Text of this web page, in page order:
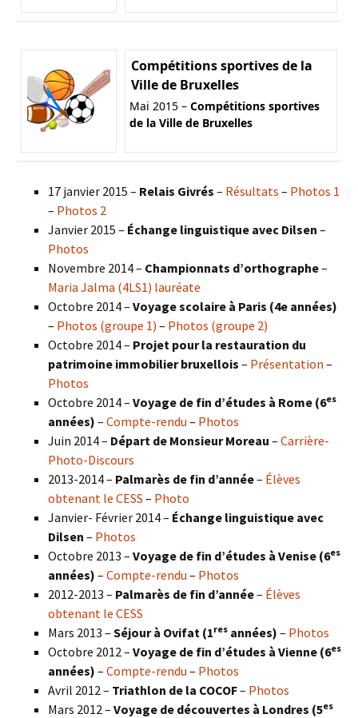
Compétitions sportives de la
Ville de Bruxelles
Mai 2015 – Compétitions sportives
de la Ville de Bruxelles
17 janvier 2015 – Relais Givrés – Résultats – Photos 1
– Photos 2
Janvier 2015 – Échange linguistique avec Dilsen –
Photos
Novembre 2014 – Championnats d’orthographe–
Maria Jalma (4LS1) lauréate
Octobre 2014 – Voyage scolaire à Paris (4e années)
– Photos (groupe 1) – Photos (groupe 2)
Octobre 2014 – Projet pour la restauration du
patrimoine immobilier bruxellois – Présentation –
Photos
Octobre 2014 – Voyage de fin d’études à Rome (6es
années) – Compte-rendu – Photos
Juin 2014 – Départ de Monsieur Moreau – Carrière-
Photo-Discours
2013-2014 – Palmarès de fin d’année– Élèves
obtenant le CESS – Photo
Janvier- Février 2014 – Échange linguistique avec
Dilsen – Photos
Octobre 2013 – Voyage de fin d’études à Venise (6es
années) – Compte-rendu – Photos
2012-2013 – Palmarès de fin d’année– Élèves
obtenant le CESS
Mars 2013 – Séjour à Ovifat (1res années) – Photos
Octobre 2012 – Voyage de fin d’études à Vienne (6es
années) – Compte-rendu – Photos
Avril 2012 – Triathlon de la COCOF– Photos
Mars 2012 – Voyage de découvertes à Londres (5es